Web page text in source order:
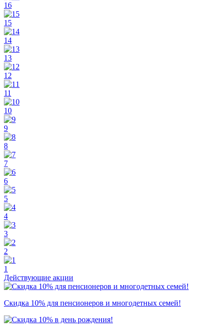
16
15
14
13
12
11
10
9
8
7
6
5
4
3
2
1
Действующие акции
Скидка 10% для пенсионеров и многодетных семей!